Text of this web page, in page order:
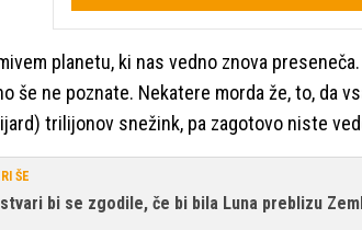
planetu, ki nas vedno znova
še ne poznate. Nekatere morda že, to, da
trilijonov snežink, pa zagotovo niste
ŠE
bi se zgodile, če bi bila Luna preblizu